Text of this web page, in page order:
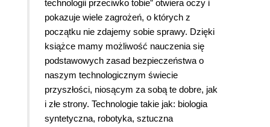
technologii przeciwko tobie” otwiera oczy i
pokazuje wiele zagrożeń, o których z
początku nie zdajemy sobie sprawy. Dzięki
książce mamy możliwość nauczenia się
podstawowych zasad bezpieczeństwa o
naszym technologicznym świecie
przyszłości, niosącym za sobą te dobre, jak
i złe strony. Technologie takie jak: biologia
syntetyczna, robotyka, sztuczna